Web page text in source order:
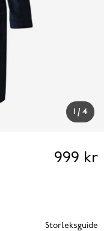
/ 4
Pris
999 kr
Storleksguide